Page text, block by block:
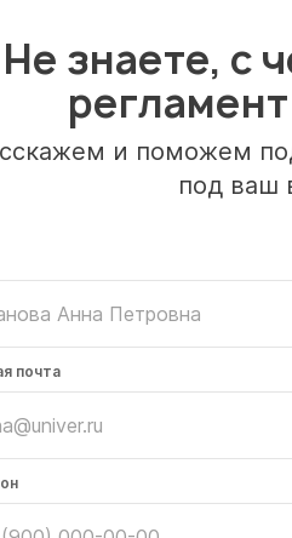
Не знаете, с
и поможем
под ваш
почта